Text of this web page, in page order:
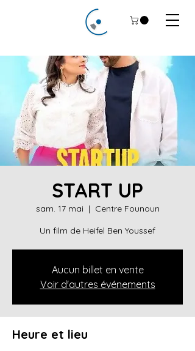
START UP
sam. 17 mai
  |
Centre Founoun
Un film de Heifel Ben Youssef
Aucun billet en vente
Voir d'autres événements
Heure et lieu